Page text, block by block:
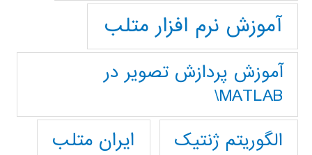
آموزش نرم افزار متلب
آموزش پردازش تصوير در
MATLAB\
الگوریتم ژنتیک
ایران متلب